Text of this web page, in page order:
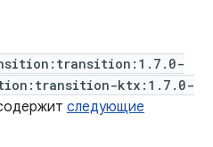
ktx:1.7.0-
следующие